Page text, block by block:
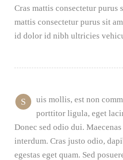
Cras mattis consectetur purus
mattis consectetur purus sit
id dolor id nibh ultricies
S
uis mollis, est non
porttitor ligula, eget
Donec sed odio dui.
interdum. Cras justo odio,
egestas eget quam. Sed